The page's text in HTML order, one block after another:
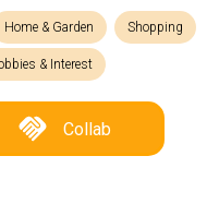
Home & Garden Shopping
& Interest
Collab